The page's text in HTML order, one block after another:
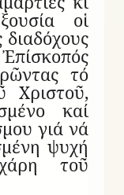
οἱ
τό
Χριστοῦ,
καί
γιά νά
ψυχή
τοῦ